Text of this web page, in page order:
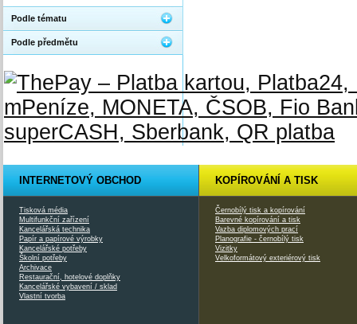
Podle tématu
Podle předmětu
INTERNETOVÝ OBCHOD
Tisková média
Multifunkční zařízení
Kancelářská technika
Papír a papírové výrobky
Kancelářské potřeby
Školní potřeby
Archivace
Restaurační, hotelové doplňky
Kancelářské vybavení / sklad
Vlastní tvorba
KOPÍROVÁNÍ A TISK
Černobílý tisk a kopírování
Barevné kopírování a tisk
Vazba diplomových prací
Planografie - černobílý tisk
Vizitky
Velkoformátový exteriérový tisk